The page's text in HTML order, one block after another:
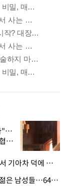
"…
회
· 英유명 여배우, 큰 교통사고서 기아차 덕에 살았다
· "주식 매일 사고판다"는 美 젊은 남성들…64%가 "나는 인생의 패배자“